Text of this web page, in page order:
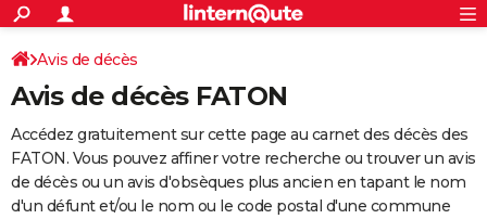
ACTUALITÉS
Politique
Société
Faits Divers
Education
Monde
Villes
+
SPORT
Coupe du monde 2026
Football
Tennis
Cyclisme
Rugby
Forum
Programme TV
TNT
Streaming
Cinéma
Sorties cinéma
Musique
+
FINANCE
Retraite
Impôts
Epargne
Immobilier
Risques naturels par ville
Banque
Assurance
Crédit
AUTO
Avis de décès
Avis de décès FATON
Accédez gratuitement sur cette page au carnet des décès des
FATON. Vous pouvez affiner votre recherche ou trouver un avis
de décès ou un avis d'obsèques plus ancien en tapant le nom
d'un défunt et/ou le nom ou le code postal d'une commune